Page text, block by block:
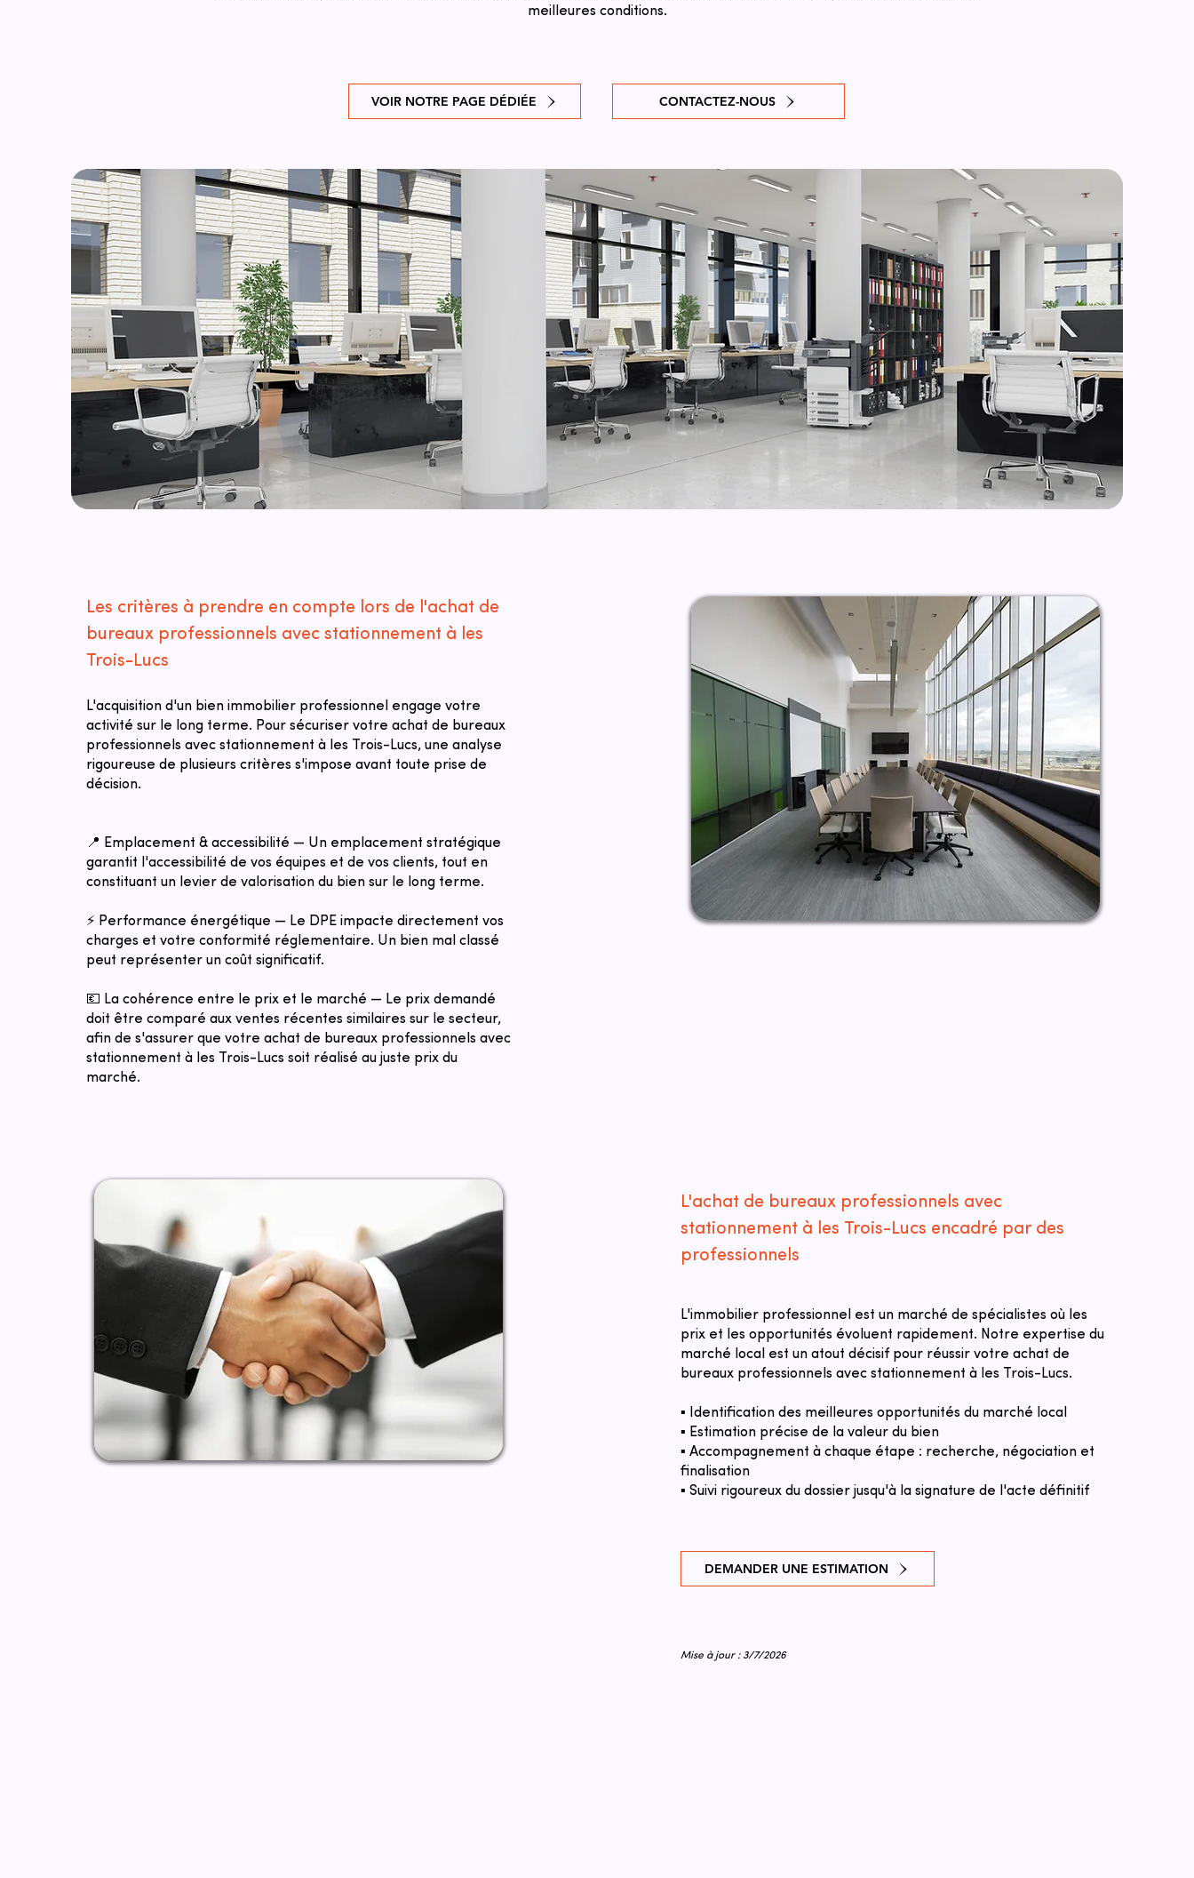
meilleures conditions.
VOIR NOTRE PAGE DÉDIÉE CONTACTEZ-NOUS
Les critères à prendre en compte lors de l'achat de
bureaux professionnels avec stationnement à les
Trois-Lucs
L'acquisition d'un bien immobilier professionnel engage votre
activité sur le long terme. Pour sécuriser votre achat de bureaux
professionnels avec stationnement à les Trois-Lucs, une analyse
rigoureuse de plusieurs critères s'impose avant toute prise de
décision.
📍 Emplacement & accessibilité — Un emplacement stratégique
garantit l'accessibilité de vos équipes et de vos clients, tout en
constituant un levier de valorisation du bien sur le long terme.
⚡ Performance énergétique — Le DPE impacte directement vos
charges et votre conformité réglementaire. Un bien mal classé
peut représenter un coût significatif.
💶 La cohérence entre le prix et le marché — Le prix demandé
doit être comparé aux ventes récentes similaires sur le secteur,
afin de s'assurer que votre achat de bureaux professionnels avec
stationnement à les Trois-Lucs soit réalisé au juste prix du
marché.
L'achat de bureaux professionnels avec
stationnement à les Trois-Lucs encadré par des
professionnels
L'immobilier professionnel est un marché de spécialistes où les
prix et les opportunités évoluent rapidement. Notre expertise du
marché local est un atout décisif pour réussir votre achat de
bureaux professionnels avec stationnement à les Trois-Lucs.
▪ Identification des meilleures opportunités du marché local
▪ Estimation précise de la valeur du bien
▪ Accompagnement à chaque étape : recherche, négociation et
finalisation
▪ Suivi rigoureux du dossier jusqu'à la signature de l'acte définitif
DEMANDER UNE ESTIMATION
Mise à jour : 3/7/2026